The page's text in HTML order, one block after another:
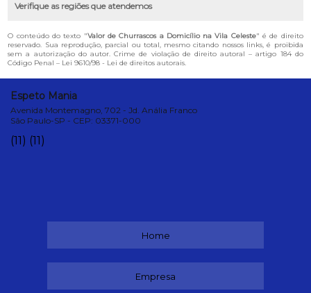
Verifique as regiões que atendemos
O conteúdo do texto "Valor de Churrascos a Domicílio na Vila Celeste" é de direito
reservado. Sua reprodução, parcial ou total, mesmo citando nossos links, é proibida
sem a autorização do autor. Crime de violação de direito autoral – artigo 184 do
Código Penal – Lei 9610/98 - Lei de direitos autorais.
Espeto Mania
Avenida Montemagno, 702 - Jd. Anália Franco
São Paulo-SP - CEP: 03371-000
(11) (11)
Home
Empresa